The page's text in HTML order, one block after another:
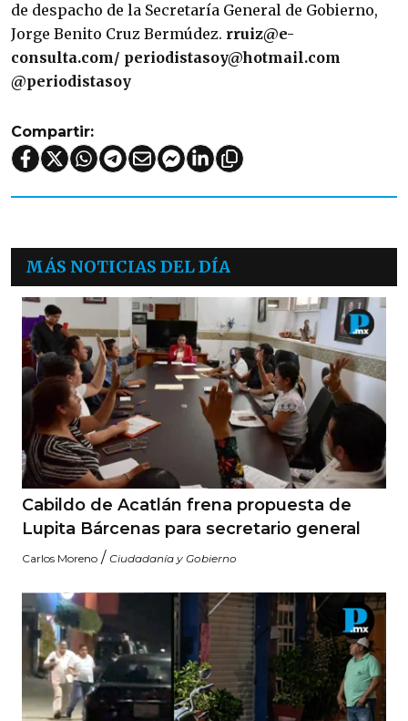
de despacho de la Secretaría General de Gobierno,
Jorge Benito Cruz Bermúdez. rruiz@e-
consulta.com/ periodistasoy@hotmail.com
@periodistasoy
Compartir:
MÁS NOTICIAS DEL DÍA
Cabildo de Acatlán frena propuesta de
Lupita Bárcenas para secretario general
Carlos Moreno / Ciudadanía y Gobierno